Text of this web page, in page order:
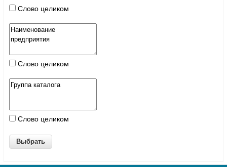
Слово целиком
Слово целиком
Слово целиком